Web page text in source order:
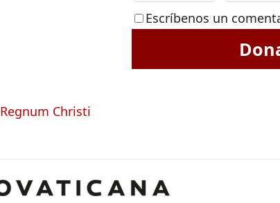
Escríbenos un
Regnum Christi